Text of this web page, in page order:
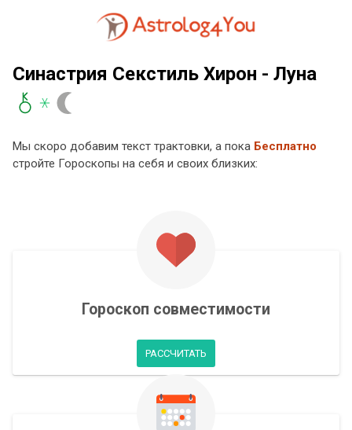
Синастрия Секстиль Хирон - Луна
Мы скоро добавим текст трактовки, а пока Бесплатно
стройте Гороскопы на себя и своих близких:
Гороскоп совместимости
РАССЧИТАТЬ